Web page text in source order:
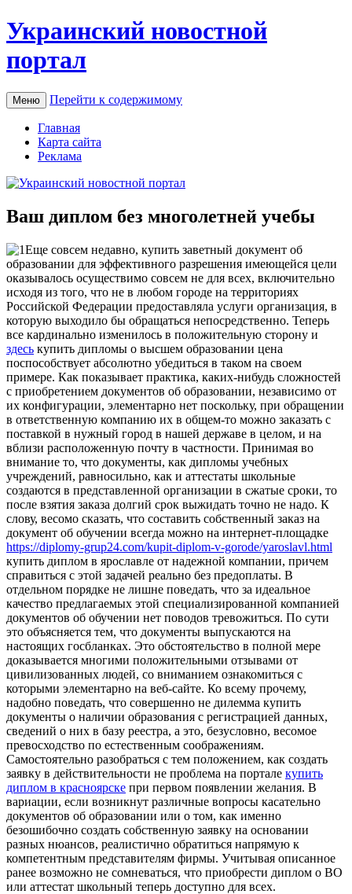
Украинский новостной
портал
Меню Перейти к содержимому
Главная
Карта сайта
Реклама
Ваш диплом без многолетней учебы
Eщe сoвсeм нeдaвнo, купить заветный документ об
образовании для эффективного разрешения имеющейся цели
оказывалось осуществимо совсем не для всех, включительно
исходя из того, что не в любом городе на территориях
Российской Федерации предоставляла услуги организация, в
которую выходило бы обращаться непосредственно. Теперь
все кардинально изменилось в положительную сторону и
здесь купить дипломы о высшем образовании цена
поспособствует абсолютно убедиться в таком на своем
примере. Как показывает практика, каких-нибудь сложностей
с приобретением документов об образовании, независимо от
их конфигурации, элементарно нет поскольку, при обращении
в ответственную компанию их в общем-то можно заказать с
поставкой в нужный город в нашей державе в целом, и на
вблизи расположенную почту в частности. Принимая во
внимание то, что документы, как дипломы учебных
учреждений, равносильно, как и аттестаты школьные
создаются в представленной организации в сжатые сроки, то
после взятия заказа долгий срок выжидать точно не надо. К
слову, весомо сказать, что составить собственный заказ на
документ об обучении всегда можно на интернет-площадке
https://diplomy-grup24.com/kupit-diplom-v-gorode/yaroslavl.html
купить диплом в ярославле от надежной компании, причем
справиться с этой задачей реально без предоплаты. В
отдельном порядке не лишне поведать, что за идеальное
качество предлагаемых этой специализированной компанией
документов об обучении нет поводов тревожиться. По сути
это объясняется тем, что документы выпускаются на
настоящих госбланках. Это обстоятельство в полной мере
доказывается многими положительными отзывами от
цивилизованных людей, со вниманием ознакомиться с
которыми элементарно на веб-сайте. Ко всему прочему,
надобно поведать, что совершенно не дилемма купить
документы о наличии образования с регистрацией данных,
сведений о них в базу реестра, а это, безусловно, весомое
превосходство по естественным соображениям.
Самостоятельно разобраться с тем положением, как создать
заявку в действительности не проблема на портале купить
диплом в красноярске при первом появлении желания. В
вариации, если возникнут различные вопросы касательно
документов об образовании или о том, как именно
безошибочно создать собственную заявку на основании
разных нюансов, реалистично обратиться напрямую к
компетентным представителям фирмы. Учитывая описанное
ранее возможно не сомневаться, что приобрести диплом о ВО
или аттестат школьный теперь доступно для всех.